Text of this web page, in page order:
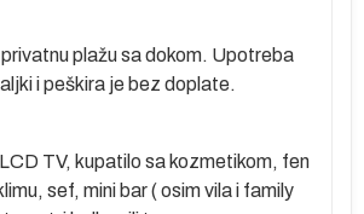
plažu sa dokom. Upotreba
i peškira je bez doplate.
TV, kupatilo sa kozmetikom, fen
sef, mini bar ( osim vila i family